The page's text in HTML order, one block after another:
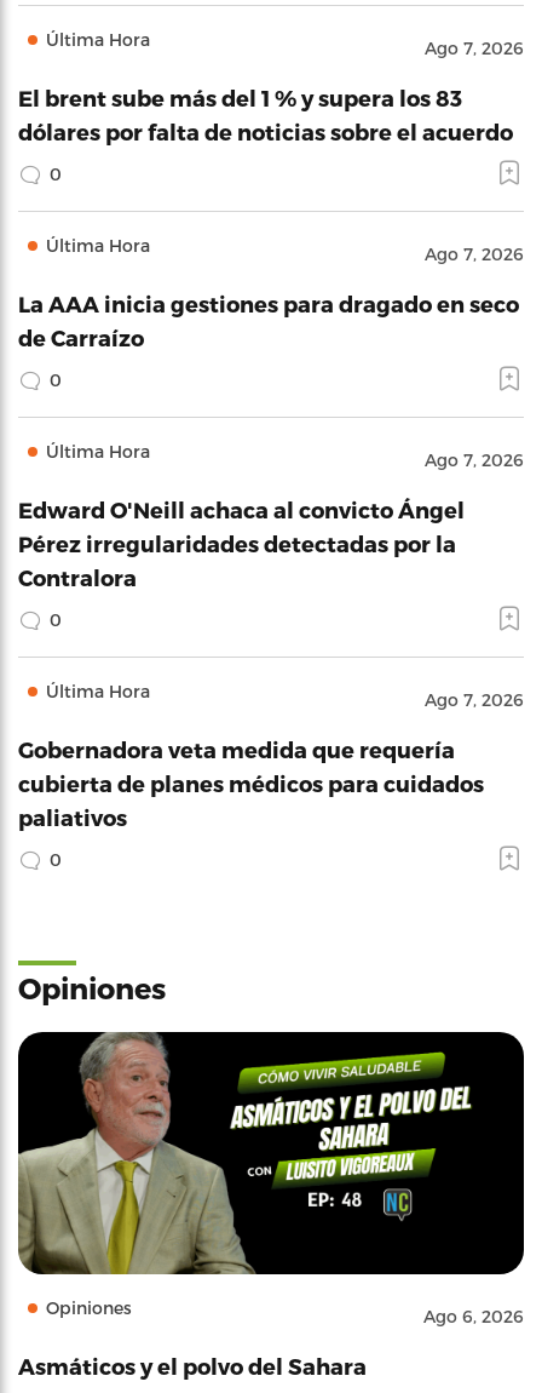
Última Hora Ago 7, 2026
El brent sube más del 1 % y supera los 83
dólares por falta de noticias sobre el acuerdo
0
Última Hora Ago 7, 2026
La AAA inicia gestiones para dragado en seco
de Carraízo
0
Última Hora Ago 7, 2026
Edward O'Neill achaca al convicto Ángel
Pérez irregularidades detectadas por la
Contralora
0
Última Hora Ago 7, 2026
Gobernadora veta medida que requería
cubierta de planes médicos para cuidados
paliativos
0
Opiniones
Opiniones Ago 6, 2026
Asmáticos y el polvo del Sahara